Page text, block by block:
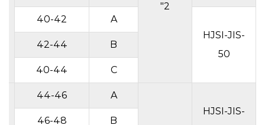
2"
HJSI-JIS-
50
A
40-42
B
42-44
C
40-44
HJSI-JIS-
A
44-46
B
46-48